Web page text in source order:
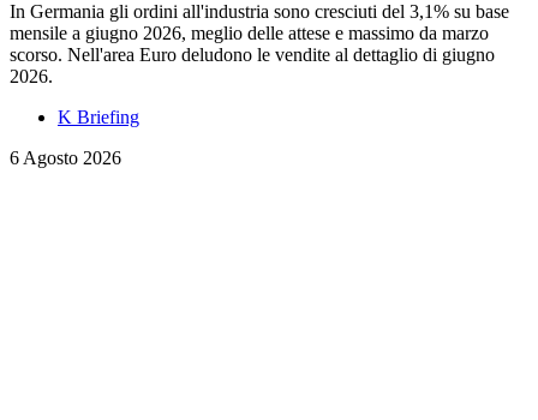
In Germania gli ordini all'industria sono cresciuti del 3,1% su base
mensile a giugno 2026, meglio delle attese e massimo da marzo
scorso. Nell'area Euro deludono le vendite al dettaglio di giugno
2026.
K Briefing
6 Agosto 2026